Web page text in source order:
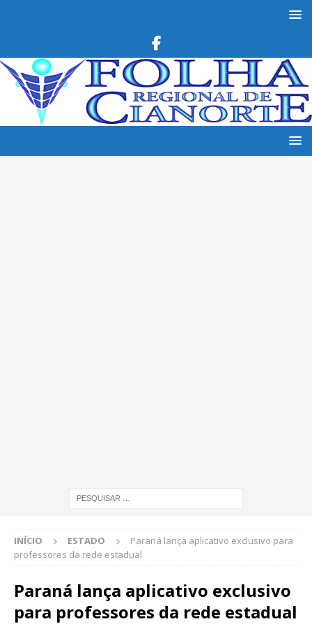
INÍCIO ESTADO
Paraná lança aplicativo exclusivo para
professores da rede estadual
Paraná lança aplicativo exclusivo
para professores da rede estadual